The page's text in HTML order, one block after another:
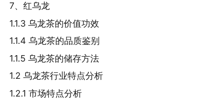
7、红乌龙
1.1.3 乌龙茶的价值功效
1.1.4 乌龙茶的品质鉴别
1.1.5 乌龙茶的储存方法
1.2 乌龙茶行业特点分析
1.2.1 市场特点分析